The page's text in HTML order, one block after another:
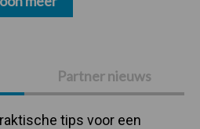
Partner nieuws
tips voor een